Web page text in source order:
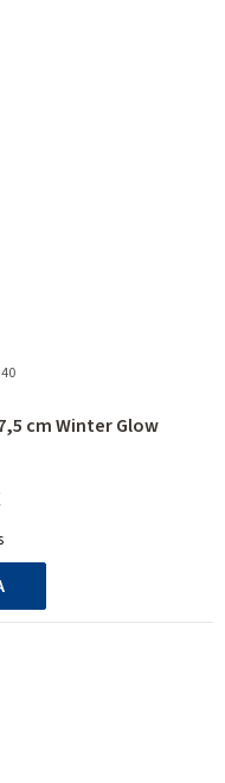
cm Winter Glow